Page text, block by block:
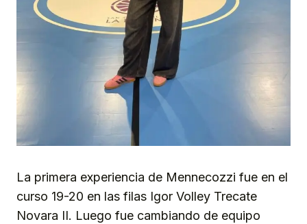
La primera experiencia de Mennecozzi fue en el
curso 19-20 en las filas Igor Volley Trecate
Novara II. Luego fue cambiando de equipo